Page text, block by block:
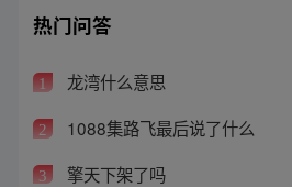
热门问答
1 龙湾什么意思
2 1088集路飞最后说了什么
3 擎天下架了吗